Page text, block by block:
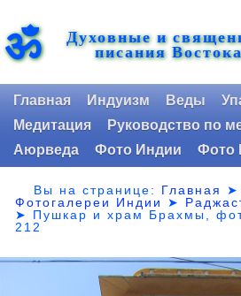
ॐ Духовные и
писания
Главная Индуизм Веды
Медитация
Руководство по
Аюрведа
Фото Индии Фото
Вы на странице: Главная
➤
Фотогалереи Индии
➤
➤ Пушкар и храм Брахмы,
212